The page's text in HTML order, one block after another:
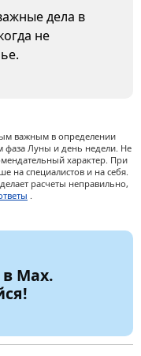
дела в
не
важным в определении
фаза Луны и день недели. Не
характер. При
на специалистов и на себя.
расчеты неправильно,
.
Max.